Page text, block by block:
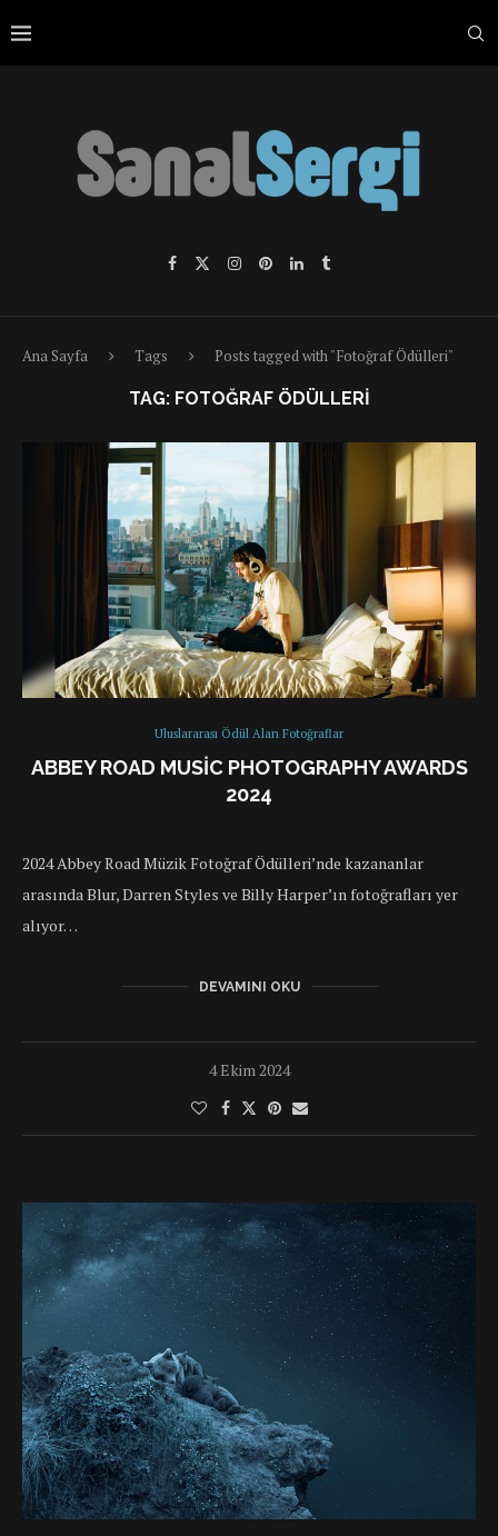
Ana Sayfa Tags Posts tagged with "Fotoğraf Ödülleri"
TAG: FOTOĞRAF ÖDÜLLERI
Uluslararası Ödül Alan Fotoğraflar
ABBEY ROAD MUSIC PHOTOGRAPHY AWARDS
2024
2024 Abbey Road Müzik Fotoğraf Ödülleri’nde kazananlar
arasında Blur, Darren Styles ve Billy Harper’ın fotoğrafları yer
alıyor…
DEVAMINI OKU
4 Ekim 2024